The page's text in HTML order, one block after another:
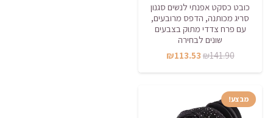
כובט כסקט אפנתי לנשים סגנון
סריג מכותנה, הדפס מרובעים,
עם פרח צדדי מתוק בצבעים
שונים לבחירה
₪141.90
המחיר
המקורי
₪113.53
הנוכחי
מבצע!